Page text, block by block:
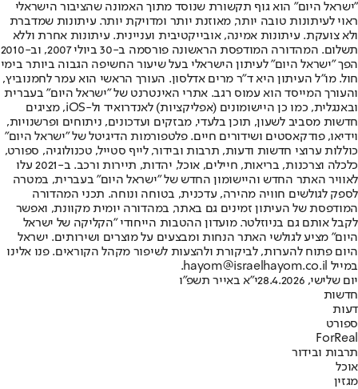
"ישראל היום" הוא גוף תקשורת שנוסד מתוך האמונה שהציבור הישראלי
ראוי לעיתונות טובה יותר, מאוזנת יותר ומדויקת יותר. עיתונות שמדברת
ולא צועקת. עיתונות אמינה, אובייקטיבית ועניינית. עיתונות אחרת וללא
תשלום. המהדורה המודפסת הראשונה פורסמה ב-30 ביולי 2007, וב-2010
הפך "ישראל היום" לעיתון הישראלי בעל שיעור החשיפה הגבוה ביותר בימי
חול. מו"ל העיתון היא ד"ר מרים אדלסון. העורך הראשי הוא עמר לחמנוביץ,
והעורך המייסד הוא עמוס רגב. אתרי האינטרנט של "ישראל היום" בעברית
ובאנגלית, כמו כן היישומונים (אפליקציות) לאנדרואיד ול-iOS, מציגים
חדשות מסביב לשעון, תוכן בלעדי, מבזקים ועדכונים, ניתוחים ופרשנויות,
וידיאו, פודקאסטים ושידורים חיים. פלטפורמות הדיגיטל של "ישראל היום"
כוללות ערוצי חדשות ודעות, תרבות ובידור, לייף סטייל, טכנולוגיה, ספורט,
כלכלה וצרכנות, בריאות, חיילים, אוכל, יהדות, תיירות ורכב. ב-2021 עלו
לאוויר האתר החדש והיישומון החדש של "ישראל היום" בעברית, במטרה
לספק לגולשים חוויה מהירה, עדכנית, בטוחה ונוחה. תכני המהדורה
המודפסת של העיתון זמינים גם באתר, במהדורה יומית מקוונת, ואפשר
לקבל אותם גם בניוזלטר. מועדון ההטבות הייחודי "הקליקה של ישראל
היום" מציע לגולשי האתר הנחות ומבצעים על מוצרים ושירותים. ישראל
היום פתוח להערות, לביקורת ולהצעות לשיפור מקהל הקוראים. פנו אלינו
במייל hayom@israelhayom.co.il.
יום שלישי, 28.4.2026
י"א באייר תשפ"ו
חדשות
דעות
ספורט
ForReal
תרבות ובידור
אוכל
מגזין